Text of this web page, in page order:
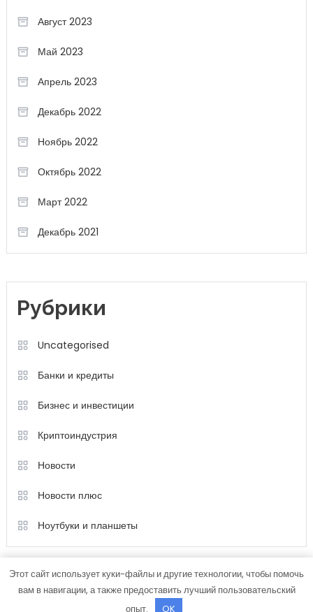
Август 2023
Май 2023
Апрель 2023
Декабрь 2022
Ноябрь 2022
Октябрь 2022
Март 2022
Декабрь 2021
Рубрики
Uncategorised
Банки и кредиты
Бизнес и инвестиции
Криптоиндустрия
Новости
Новости плюс
Ноутбуки и планшеты
Этот сайт использует куки-файлы и другие технологии, чтобы помочь
вам в навигации, а также предоставить лучший пользовательский
опыт.
OK